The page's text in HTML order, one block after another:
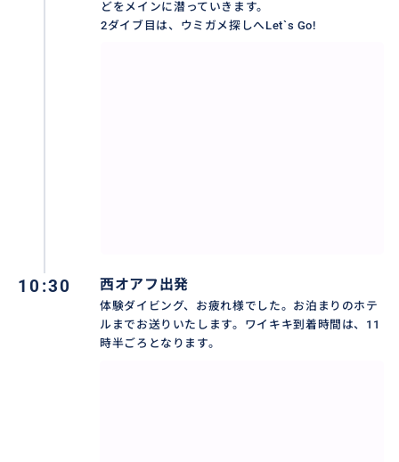
どをメインに潜っていきます。
2ダイブ目は、ウミガメ探しへLet`s Go!
10:30 西オアフ出発
体験ダイビング、お疲れ様でした。お泊まりのホテ
ルまでお送りいたします。ワイキキ到着時間は、11
時半ごろとなります。